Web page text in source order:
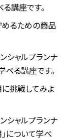
講座です。
るための商品
シャルプランナ
べる講座です。
挑戦してみよ
シャルプランナ
について学べ